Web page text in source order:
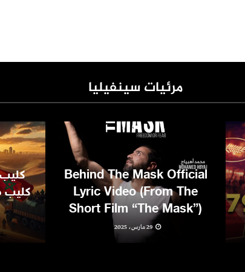
مرئيات سينفيليا
Behind The Mask Official
Lyric Video (From The
Short Film “The Mask”)
29 مارس، 2025
كليب